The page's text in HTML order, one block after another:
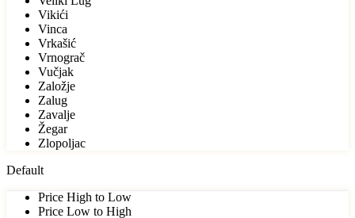
Vikići
Vinca
Vrkašić
Vrnograč
Vučjak
Založje
Zalug
Zavalje
Žegar
Zlopoljac
Default
Price High to Low
Price Low to High